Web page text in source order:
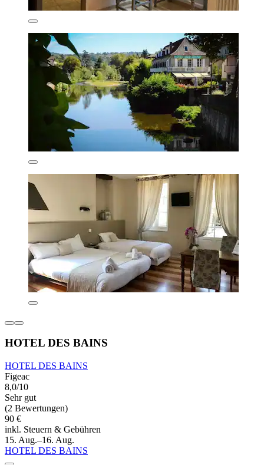
HOTEL DES BAINS
HOTEL DES BAINS
Figeac
8,0/10
Sehr gut
(2 Bewertungen)
90 €
inkl. Steuern & Gebühren
15. Aug.–16. Aug.
HOTEL DES BAINS